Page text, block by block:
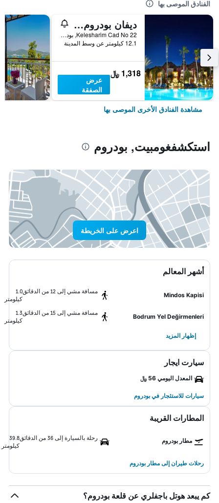
الفنادق الموصى بها
ديفان بودروم بالميرا
Kelesharim Cad No 22, بودروم, تركيا
12.1 كيلومتر عن وسط المدينة
1,318 ﷼
عرض
الصفقة
مشاهدة الفنادق الأخرى الموصى بها
استكشفغومبيت, بودروم
اعرض على الخريطة
أشهر المعالم
Mindos Kapisi
مسافة مشي إلى 12 من الدقائق
1.0
كيلومتر
Bodrum Yel Değirmenleri
مسافة مشي إلى 15 من الدقائق
1.3
كيلومتر
إظهار المزيد
سيارت ايجار
المعدل اليومي 56 ﷼
سيارات للاستئجار في بودروم
المطارات القريبة
مطار بودروم رحلة بالسيارة إلى 36 من الدقائق
39.8
كيلومتر
رحلات طيران إلى مطار بودروم
كم يبعد هوتل باجفلري عن قلعة بودروم؟